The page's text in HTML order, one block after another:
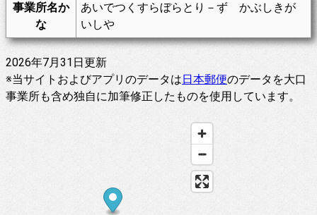
事業所名か
な
あいでつくすらぼらとり－ず かぶしきが
いしや
2026年7月31日更新
※当サイトおよびアプリのデータは日本郵便のデータを大口
事業所も含め独自に加筆修正したものを使用しています。